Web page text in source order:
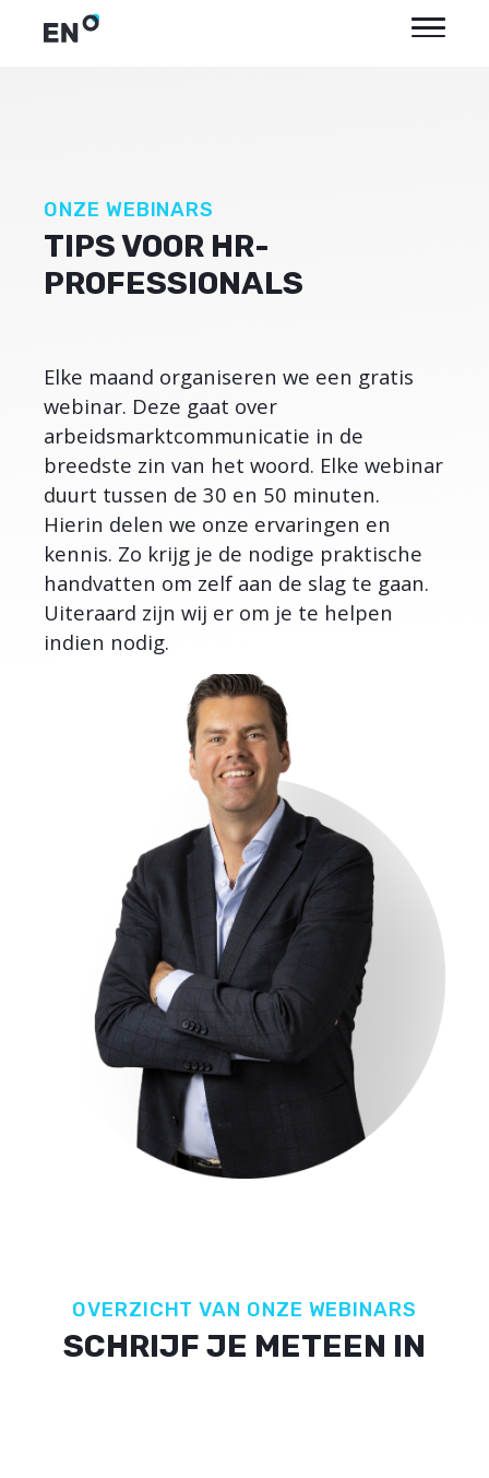
ONZE WEBINARS
TIPS VOOR HR-
PROFESSIONALS
Elke maand organiseren we een gratis
webinar. Deze gaat over
arbeidsmarktcommunicatie in de
breedste zin van het woord. Elke webinar
duurt tussen de 30 en 50 minuten.
Hierin delen we onze ervaringen en
kennis. Zo krijg je de nodige praktische
handvatten om zelf aan de slag te gaan.
Uiteraard zijn wij er om je te helpen
indien nodig.
OVERZICHT VAN ONZE WEBINARS
SCHRIJF JE METEEN IN